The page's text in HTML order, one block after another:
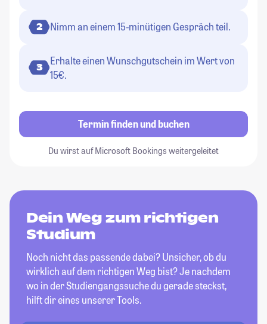
2 Nimm an einem 15-minütigen Gespräch teil.
3
Erhalte einen Wunschgutschein im Wert von
15€.
Termin finden und buchen
Du wirst auf Microsoft Bookings weitergeleitet
Dein Weg zum richtigen
Studium
Noch nicht das passende dabei? Unsicher, ob du
wirklich auf dem richtigen Weg bist? Je nachdem
wo in der Studiengangssuche du gerade steckst,
hilft dir eines unserer Tools.